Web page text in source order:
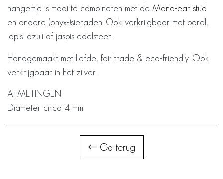
hangertje is mooi te combineren met de Mana-ear stud
en andere (onyx-)sieraden. Ook verkrijgbaar met parel,
lapis lazuli of jaspis edelsteen.
Handgemaakt met liefde, fair trade & eco-friendly. Ook
verkrijgbaar in het zilver.
AFMETINGEN
Diameter circa 4 mm
Ga terug